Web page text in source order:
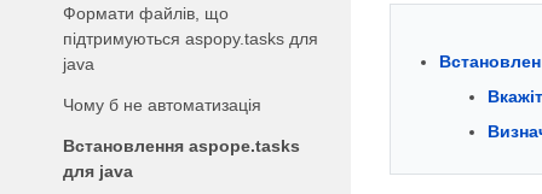
Формати файлів, що
підтримуються aspopy.tasks для
java
Чому б не автоматизація
Встановлення aspope.tasks
для java